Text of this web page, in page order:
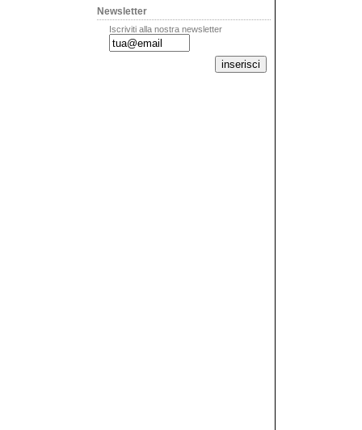
Newsletter
Iscriviti alla nostra newsletter